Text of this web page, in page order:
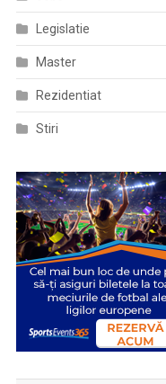
Legislatie
Master
Rezidentiat
Stiri